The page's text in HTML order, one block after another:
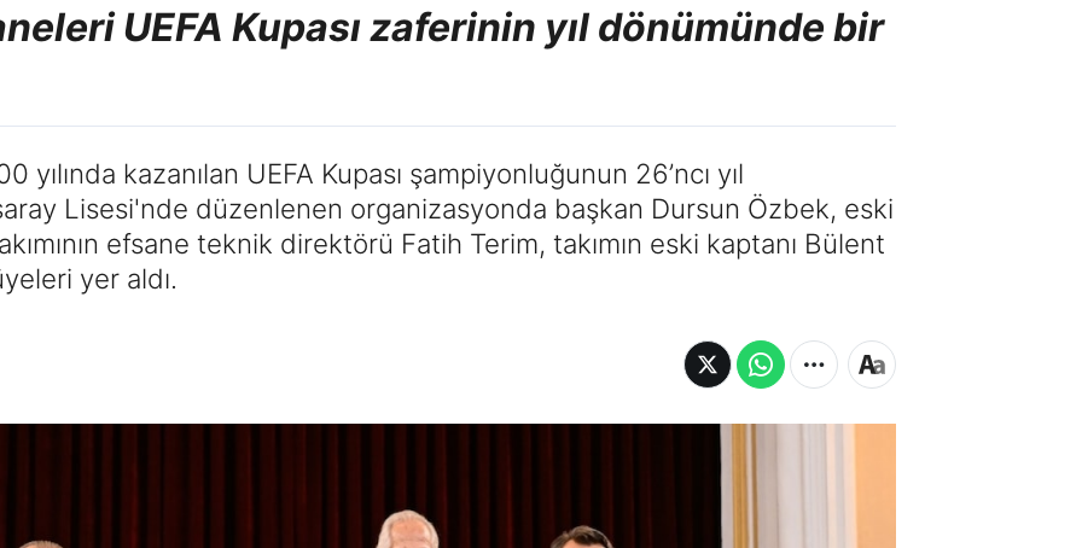
UEFA Kupası zaferinin yıl dönümünde bir
yılında kazanılan UEFA Kupası şampiyonluğunun 26’ncı yıl
Lisesi'nde düzenlenen organizasyonda başkan Dursun Özbek, eski
efsane teknik direktörü Fatih Terim, takımın eski kaptanı Bülent
yer aldı.